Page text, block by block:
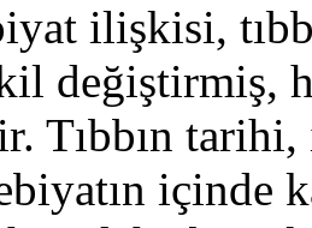
ilişkisi,
değiştirmiş,
Tıbbın
içinde